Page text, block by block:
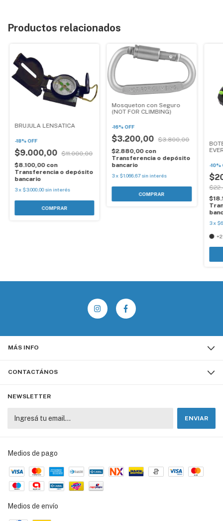
Productos relacionados
BRUJULA LENSATICA
-18%OFF
$9.000,00 $11.000,00
$8.100,00 con
Transferencia o depósito
bancario
3x $3.000,00 sin interés
Mosqueton con Seguro
(NOT FOR CLIMBING)
-16%OFF
$3.200,00
$3.800,00
$2.880,00 con
Transferencia o depósito
bancario
3x $1.066,67 sin interés
-10%
3x
+2
MÁS INFO
CONTACTÁNOS
NEWSLETTER
Medios de pago
Medios de envío